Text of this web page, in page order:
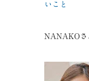
いこと
NANAKO